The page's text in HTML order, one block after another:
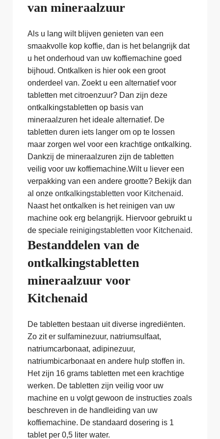
van mineraalzuur
Als u lang wilt blijven genieten van een
smaakvolle kop koffie, dan is het belangrijk dat
u het onderhoud van uw koffiemachine goed
bijhoud. Ontkalken is hier ook een groot
onderdeel van. Zoekt u een alternatief voor
tabletten met citroenzuur? Dan zijn deze
ontkalkingstabletten op basis van
mineraalzuren het ideale alternatief. De
tabletten duren iets langer om op te lossen
maar zorgen wel voor een krachtige ontkalking.
Dankzij de mineraalzuren zijn de tabletten
veilig voor uw koffiemachine.Wilt u liever een
verpakking van een andere grootte? Bekijk dan
al onze ontkalkingstabletten voor Kitchenaid.
Naast het ontkalken is het reinigen van uw
machine ook erg belangrijk. Hiervoor gebruikt u
de speciale reinigingstabletten voor Kitchenaid.
Bestanddelen van de
ontkalkingstabletten
mineraalzuur voor
Kitchenaid
De tabletten bestaan uit diverse ingrediënten.
Zo zit er sulfaminezuur, natriumsulfaat,
natriumcarbonaat, adipinezuur,
natriumbicarbonaat en andere hulp stoffen in.
Het zijn 16 grams tabletten met een krachtige
werken. De tabletten zijn veilig voor uw
machine en u volgt gewoon de instructies zoals
beschreven in de handleiding van uw
koffiemachine. De standaard dosering is 1
tablet per 0,5 liter water.